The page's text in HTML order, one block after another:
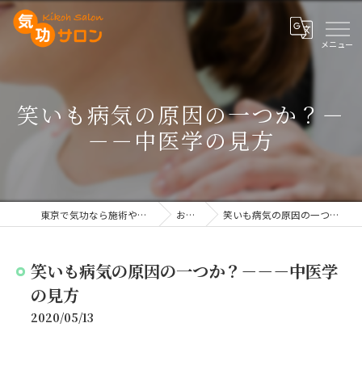
笑いも病気の原因の一つか？－
－－中医学の見方
東京で気功なら施術や講座を行う気功サロン お知らせ 笑いも病気の原因の一つか？－－－中医学の見方
笑いも病気の原因の一つか？－－－中医学
の見方
2020/05/13